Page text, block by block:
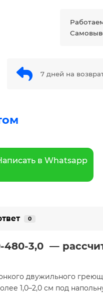
7 дней на
в Whatsapp
0
480-3,0 —
двужильного
1,0–2,0 см под